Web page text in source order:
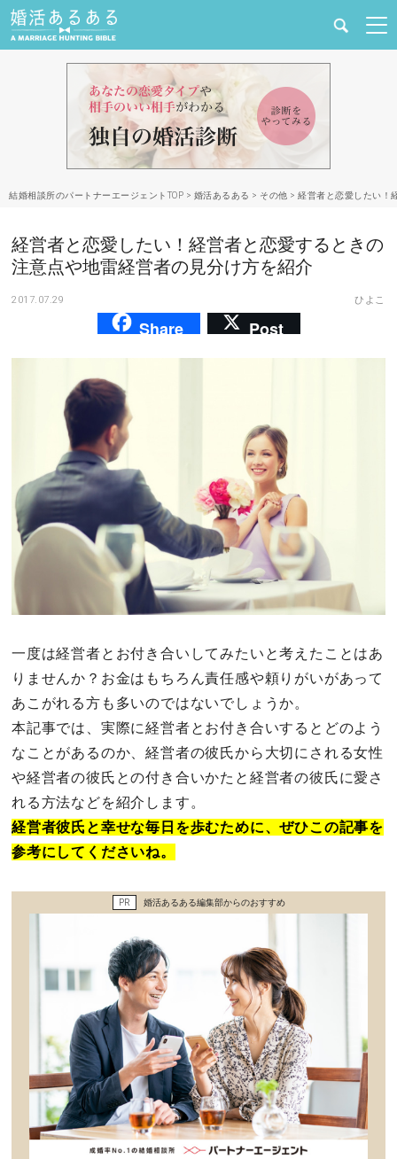
合コン・街コン
マッチングアプリ
あるある
ドキドキ
仕事とキャリア
ファッション・美容
趣味・旅行
セックスライフ
不倫・だめ男
カルチャー・トレンド・芸能
驚き
結婚相談所のパートナーエージェントTOP > 婚活あるある > その他 > 経営者と恋愛したい！
経営者と恋愛したい！経営者と恋愛するときの
注意点や地雷経営者の見分け方を紹介
2017.07.29 ひよこ
Share Post
一度は経営者とお付き合いしてみたいと考えたことはあ
りませんか？お金はもちろん責任感や頼りがいがあって
あこがれる方も多いのではないでしょうか。
本記事では、実際に経営者とお付き合いするとどのよう
なことがあるのか、経営者の彼氏から大切にされる女性
や経営者の彼氏との付き合いかたと経営者の彼氏に愛さ
れる方法などを紹介します。
経営者彼氏と幸せな毎日を歩むために、ぜひこの記事を
参考にしてくださいね。
PR 婚活あるある編集部からのおすすめ